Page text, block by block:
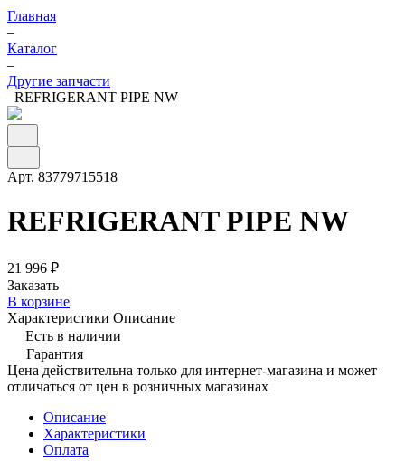
Главная
–
Каталог
–
Другие запчасти
–REFRIGERANT PIPE NW
Арт. 83779715518
REFRIGERANT PIPE NW
21 996 ₽
Заказать
В корзине
Характеристики Описание
Есть в наличии
Гарантия
Цена действительна только для интернет-магазина и может
отличаться от цен в розничных магазинах
Описание
Характеристики
Оплата